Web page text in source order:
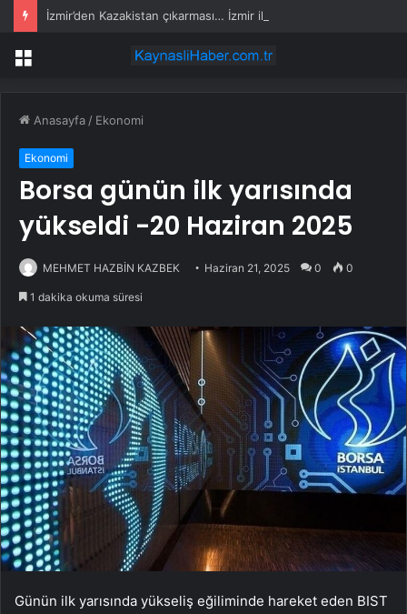
Menü
Anasayfa / Ekonomi
Ekonomi
Borsa günün ilk yarısında
yükseldi -20 Haziran 2025
MEHMET HAZBİN KAZBEK Haziran 21, 2025 0 0
1 dakika okuma süresi
Günün ilk yarısında yükseliş eğiliminde hareket eden BIST